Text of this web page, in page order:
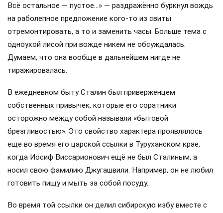
Всё остальное — пустое…» — раздражённо буркнул вождь
на раболепное предложение кого-то из свиты
отремонтировать, а то и заменить часы. Больше тема с
одноухой лисой при вожде никем не обсуждалась.
Думаем, что она вообще в дальнейшем нигде не
тиражировалась.
В ежедневном быту Сталин был приверженцем
собственных привычек, которые его соратники
осторожно между собой называли «бытовой
брезгливостью». Это свойство характера проявлялось
еще во время его царской ссылки в Туруханском крае,
когда Иосиф Виссарионович ещё не был Сталиным, а
носил свою фамилию Джугашвили. Например, он не любил
готовить пищу и мыть за собой посуду.
Во время той ссылки он делил сибирскую избу вместе с